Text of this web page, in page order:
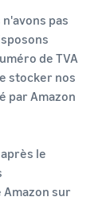
pas
de TVA
stocker nos
par Amazon
le
sur